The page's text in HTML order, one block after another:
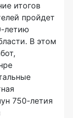
итогов
пройдет
летию
В этом
750-летия